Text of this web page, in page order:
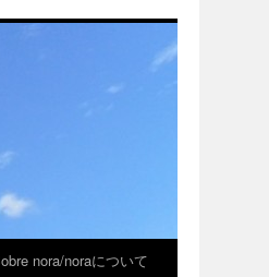
nora/noraについて